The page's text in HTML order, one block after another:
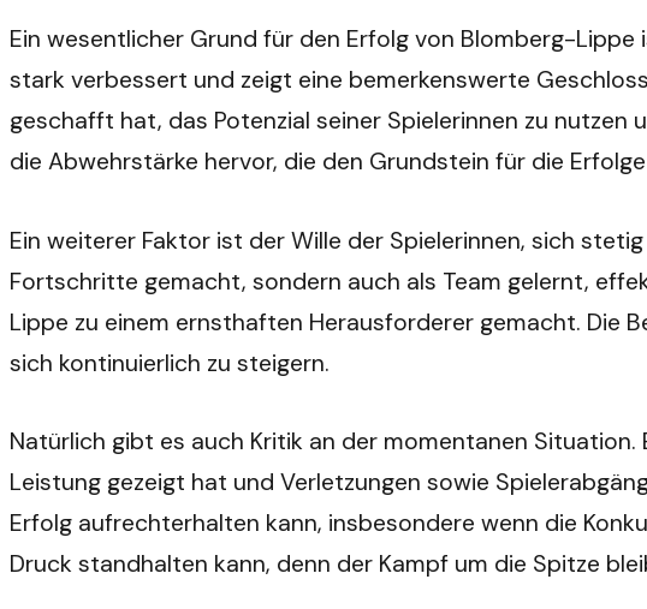
Ein wesentlicher Grund für den Erfolg von Blomberg-
stark verbessert und zeigt eine bemerkenswerte
geschafft hat, das Potenzial seiner Spielerinnen zu
die Abwehrstärke hervor, die den Grundstein für die
Ein weiterer Faktor ist der Wille der Spielerinnen, sich
Fortschritte gemacht, sondern auch als Team gelernt,
Lippe zu einem ernsthaften Herausforderer gemacht. Die
sich kontinuierlich zu steigern.
Natürlich gibt es auch Kritik an der momentanen
Leistung gezeigt hat und Verletzungen sowie
Erfolg aufrechterhalten kann, insbesondere wenn die
Druck standhalten kann, denn der Kampf um die Spitze